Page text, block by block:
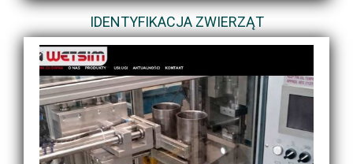
IDENTYFIKACJA ZWIERZĄT